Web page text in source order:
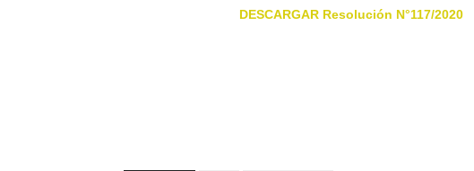
DESCARGAR Resolución N°117/2020